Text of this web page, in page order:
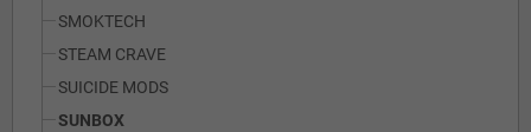
SMOKTECH
STEAM CRAVE
SUICIDE MODS
SUNBOX